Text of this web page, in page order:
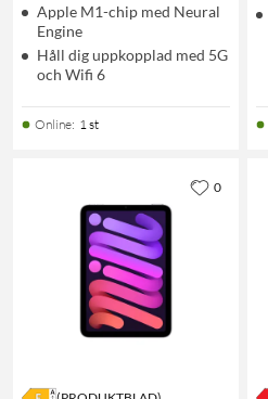
Apple M1-chip med Neural
Engine
Håll dig uppkopplad med 5G
och Wifi 6
Online: 1 st
0